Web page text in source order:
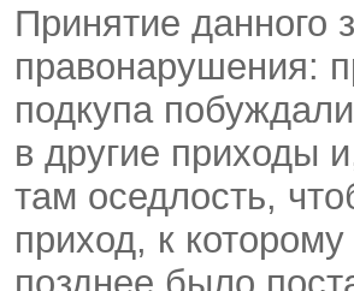
Принятие данного
правонарушения:
подкупа
в другие приходы
там оседлость,
приход, к